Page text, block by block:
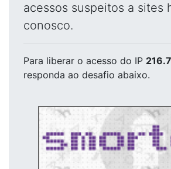
acessos suspeitos a sites
conosco.
Para liberar o acesso do IP
responda ao desafio abaixo.